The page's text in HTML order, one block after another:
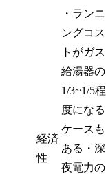
経済
性
・ランニ
ングコス
トがガス
給湯器の
1/3~1/5程
度になる
ケースも
ある・深
夜電力の